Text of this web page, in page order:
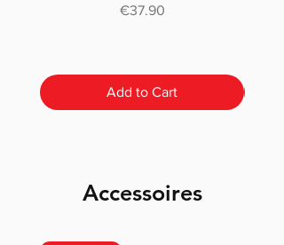
Price
€37.90
Add to Cart
Accessoires